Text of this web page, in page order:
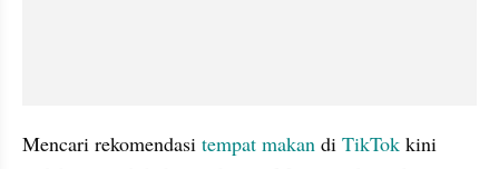
Mencari rekomendasi tempat makan di TikTok kini